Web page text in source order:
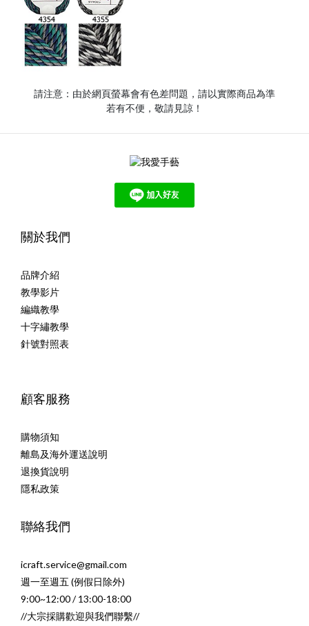
請注意：由於網頁螢幕會有色差問題，請以實際商品為準
若有不便，敬請見諒！
關於我們
品牌介紹
教學影片
編織教學
十字繡教學
針號對照表
顧客服務
購物須知
離島及海外運送說明
退換貨說明
隱私政策
聯絡我們
icraft.service@gmail.com
週一至週五 (例假日除外)
9:00~12:00 / 13:00-18:00
//大宗採購歡迎與我們聯繫//